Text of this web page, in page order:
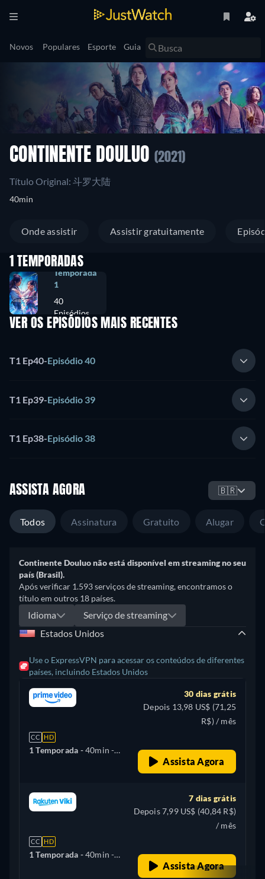
Novos Populares Esporte Guia
CONTINENTE DOULUO (2021)
Título Original: 斗罗大陆
40min
Onde assistir Assistir gratuitamente
1 TEMPORADAS
Temporada
1
40
Episódios
VER OS EPISÓDIOS MAIS RECENTES
T1 Ep40-Episódio 40
T1 Ep39-Episódio 39
T1 Ep38-Episódio 38
ASSISTA AGORA 🇧🇷
Todos Assinatura Gratuito Alugar
Continente Douluo não está disponível em streaming no seu
país (Brasil).
Após verificar 1.593 serviços de streaming, encontramos o
título em outros 18 países.
Idioma
Serviço de streaming
Estados Unidos
Use o ExpressVPN para acessar os conteúdos de diferentes
países, incluindo Estados Unidos
CC HD
1 Temporada -40min -
30 dias grátis
Depois 13,98 US$ (71,25
R$) / mês
Assista Agora
CC HD
1 Temporada -40min -
7 dias grátis
Depois 7,99 US$ (40,84 R$)
/ mês
Assista Agora